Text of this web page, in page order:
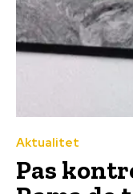
Aktualitet
Pas